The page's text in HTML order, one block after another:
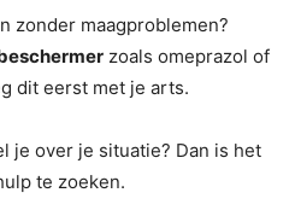
zonder maagproblemen?
zoals omeprazol of
dit eerst met je arts.
je over je situatie? Dan is het
te zoeken.